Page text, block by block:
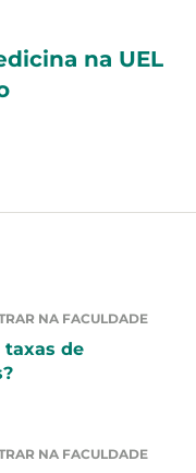
na UEL
NA FACULDADE
taxas de
NA FACULDADE